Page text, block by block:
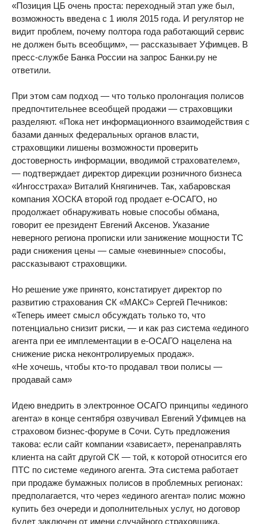
«Позиция ЦБ очень проста: переходный этап уже был,
возможность введена с 1 июля 2015 года. И регулятор не
видит проблем, почему полтора года работающий сервис
не должен быть всеобщим», — рассказывает Уфимцев. В
пресс-службе Банка России на запрос Банки.ру не
ответили.
При этом сам подход — что только пролонгация полисов
предпочтительнее всеобщей продажи — страховщики
разделяют. «Пока нет информационного взаимодействия с
базами данных федеральных органов власти,
страховщики лишены возможности проверить
достоверность информации, вводимой страхователем»,
— подтверждает директор дирекции розничного бизнеса
«Ингосстраха» Виталий Княгиничев. Так, хабаровская
компания ХОСКА второй год продает е-ОСАГО, но
продолжает обнаруживать новые способы обмана,
говорит ее президент Евгений Аксенов. Указание
неверного региона прописки или занижение мощности ТС
ради снижения цены — самые «невинные» способы,
рассказывают страховщики.
Но решение уже принято, констатирует директор по
развитию страхования СК «МАКС» Сергей Печников:
«Теперь имеет смысл обсуждать только то, что
потенциально снизит риски, — и как раз система «единого
агента при ее имплементации в е-ОСАГО нацелена на
снижение риска неконтролируемых продаж».
«Не хочешь, чтобы кто-то продавал твои полисы —
продавай сам»
Идею внедрить в электронное ОСАГО принципы «единого
агента» в конце сентября озвучивал Евгений Уфимцев на
страховом бизнес-форуме в Сочи. Суть предложения
такова: если сайт компании «зависает», перенаправлять
клиента на сайт другой СК — той, к которой относится его
ПТС по системе «единого агента. Эта система работает
при продаже бумажных полисов в проблемных регионах:
предполагается, что через «единого агента» полис можно
купить без очереди и дополнительных услуг, но договор
будет заключен от имени случайного страховщика,